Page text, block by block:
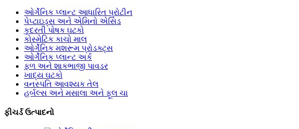
ઓર્ગેનિક પ્લાન્ટ આધારિત પ્રોટીન
પેપ્ટાઇડ્સ અને એમિનો એસિડ
કુદરતી પોષક ઘટકો
કોસ્મેટિક કાચો માલ
ઓર્ગેનિક મશરૂમ પ્રોડક્ટ્સ
ઓર્ગેનિક પ્લાન્ટ અર્ક
ફળ અને શાકભાજી પાવડર
ખાદ્ય ઘટકો
વનસ્પતિ આવશ્યક તેલ
હર્બલ્સ અને મસાલા અને ફૂલ ચા
ફીચર્ડ ઉત્પાદનો